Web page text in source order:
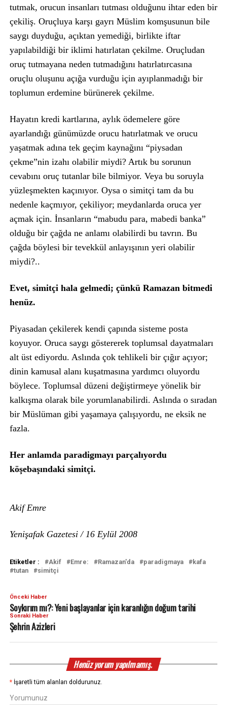
tutmak, orucun insanları tutması olduğunu ihtar eden bir
çekiliş. Oruçluya karşı gayrı Müslim komşusunun bile
saygı duyduğu, açıktan yemediği, birlikte iftar
yapılabildiği bir iklimi hatırlatan çekilme. Oruçludan
oruç tutmayana neden tutmadığını hatırlatırcasına
oruçlu oluşunu açığa vurduğu için ayıplanmadığı bir
toplumun erdemine bürünerek çekilme.
Hayatın kredi kartlarına, aylık ödemelere göre
ayarlandığı günümüzde orucu hatırlatmak ve orucu
yaşatmak adına tek geçim kaynağını “piysadan
çekme”nin izahı olabilir miydi? Artık bu sorunun
cevabını oruç tutanlar bile bilmiyor. Veya bu soruyla
yüzleşmekten kaçınıyor. Oysa o simitçi tam da bu
nedenle kaçmıyor, çekiliyor; meydanlarda oruca yer
açmak için. İnsanların “mabudu para, mabedi banka”
olduğu bir çağda ne anlamı olabilirdi bu tavrın. Bu
çağda böylesi bir tevekkül anlayışının yeri olabilir
miydi?..
Evet, simitçi hala gelmedi; çünkü Ramazan bitmedi
henüz.
Piyasadan çekilerek kendi çapında sisteme posta
koyuyor. Oruca saygı göstererek toplumsal dayatmaları
alt üst ediyordu. Aslında çok tehlikeli bir çığır açıyor;
dinin kamusal alanı kuşatmasına yardımcı oluyordu
böylece. Toplumsal düzeni değiştirmeye yönelik bir
kalkışma olarak bile yorumlanabilirdi. Aslında o sıradan
bir Müslüman gibi yaşamaya çalışıyordu, ne eksik ne
fazla.
Her anlamda paradigmayı parçalıyordu
köşebaşındaki simitçi.
Akif Emre
Yenişafak Gazetesi / 16 Eylül 2008
Etiketler : Akif Emre: Ramazan'da paradigmaya
kafa
tutan
simitçi
Önceki Haber
Soykırım mı?: Yeni başlayanlar için karanlığın doğum tarihi
Sonraki Haber
Şehrin Azizleri
Henüz yorum yapılmamış.
* İşaretli tüm alanları doldurunuz.
Yorumunuz